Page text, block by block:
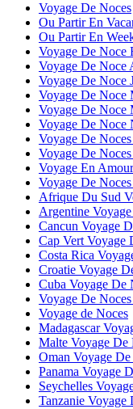
Voyage De Noces
Ou Partir En
Ou Partir En
Voyage De Noce
Voyage De Noce
Voyage De Noce
Voyage De Noce
Voyage De Noce
Voyage De Noce
Voyage De
Voyage De
Voyage En
Voyage De
Afrique Du Sud
Argentine
Cancun Voyage
Cap Vert Voyage
Costa Rica
Croatie Voyage
Cuba Voyage De
Voyage De
Voyage de Noces
Madagascar
Malte Voyage De
Oman Voyage
Panama Voyage
Seychelles
Tanzanie Voyage